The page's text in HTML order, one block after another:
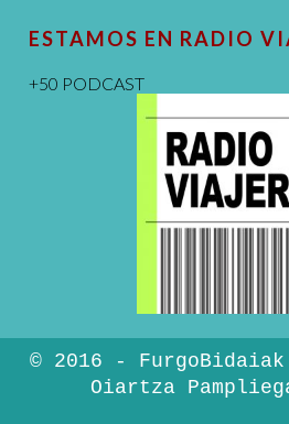
ESTAMOS EN RADIO
+50 PODCAST
© 2016 -
Oiartza